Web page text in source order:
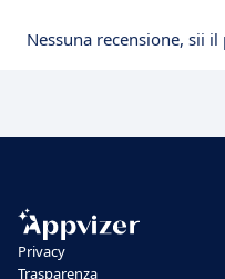
Nessuna recensione, sii
Privacy
Trasparenza